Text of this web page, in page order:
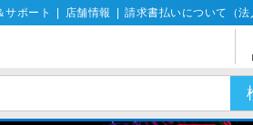
サポート 店舗情報 請求書払いについて（法